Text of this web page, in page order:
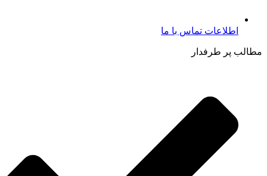
اطلاعات تماس با ما​
مطالب پر طرفدار